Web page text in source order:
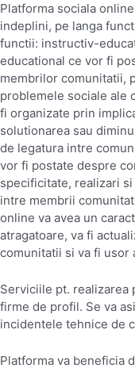
Platforma sociala
indeplini, pe langa
functii: instructiv-
educational ce vor fi
membrilor comunitatii,
problemele sociale ale
fi organizate prin
solutionarea sau
de legatura intre
vor fi postate despre
specificitate, realizari
intre membrii
online va avea un
atragatoare, va fi
comunitatii si va fi usor
Serviciile pt. realizarea
firme de profil. Se va
incidentele tehnice de
Platforma va beneficia